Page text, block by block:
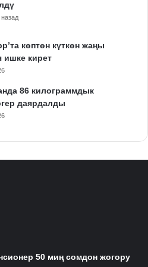
көптөн күткөн жаңы
ишке кирет
86 килограммдык
даярдалды
50 миң сомдон жогору